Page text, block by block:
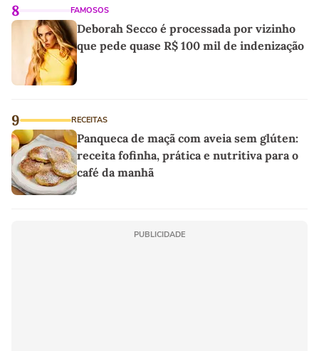
8 FAMOSOS
Deborah Secco é processada por vizinho
que pede quase R$ 100 mil de indenização
9 RECEITAS
Panqueca de maçã com aveia sem glúten:
receita fofinha, prática e nutritiva para o
café da manhã
PUBLICIDADE